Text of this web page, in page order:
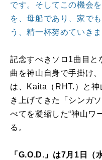
です。そしてこの機会
を、母船であり、家で
う、精一杯努めていきま
記念すべきソロ1曲目と
曲を神山自身で手掛け
は、Kaita（RHT.）と
き上げてきた「シンガ
べてを凝縮した“神山ワ
る。
「G.O.D.」は7月1日（